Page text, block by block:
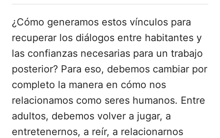
¿Cómo generamos estos vínculos para
recuperar los diálogos entre habitantes y
las confianzas necesarias para un trabajo
posterior? Para eso, debemos cambiar por
completo la manera en cómo nos
relacionamos como seres humanos. Entre
adultos, debemos volver a jugar, a
entretenernos, a reír, a relacionarnos